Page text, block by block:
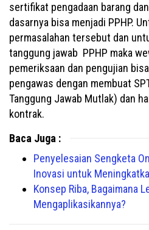
sertifikat pengadaan barang
dasarnya bisa menjadi PPHP.
permasalahan tersebut dan
tanggung jawab PPHP maka
pemeriksaan dan pengujian
pengawas dengan membuat
Tanggung Jawab Mutlak) dan
kontrak.
Baca Juga :
Penyelesaian Sengketa
Inovasi untuk
Konsep Riba, Bagaimana
Mengaplikasikannya?